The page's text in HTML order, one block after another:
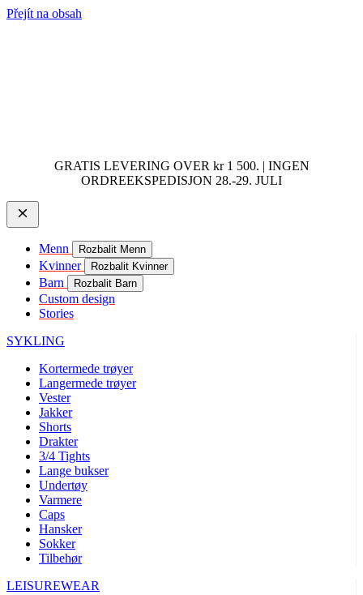
Přejít na obsah
GRATIS LEVERING OVER kr 1 500. | INGEN
ORDREEKSPEDISJON 28.-29. JULI
Menn Rozbalit Menn
Kvinner Rozbalit Kvinner
Barn Rozbalit Barn
Custom design
Stories
SYKLING
Kortermede trøyer
Langermede trøyer
Vester
Jakker
Shorts
Drakter
3/4 Tights
Lange bukser
Undertøy
Varmere
Caps
Hansker
Sokker
Tilbehør
LEISUREWEAR